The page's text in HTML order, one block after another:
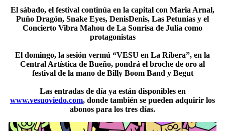
El sábado, el festival continúa en la capital con Maria Arnal,
Puño Dragón, Snake Eyes, DenisDenis, Las Petunias y el
Concierto Vibra Mahou de La Sonrisa de Julia como
protagonistas
El domingo, la sesión vermú “VESU en La Ribera”, en la
Central Artística de Bueño, pondrá el broche de oro al
festival de la mano de Billy Boom Band y Begut
Las entradas de día ya están disponibles en
www.vesuoviedo.com, donde también se pueden adquirir los
abonos para los tres días.